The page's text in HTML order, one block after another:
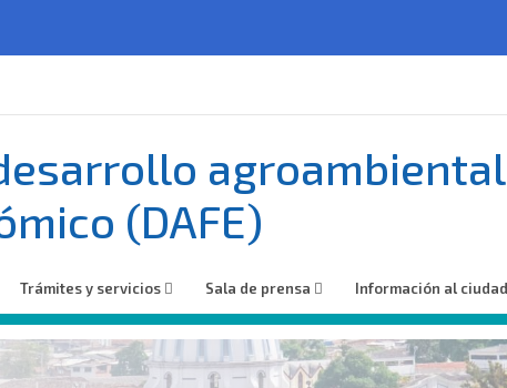
(DAFE)
Trámites y servicios Sala de prensa Información al